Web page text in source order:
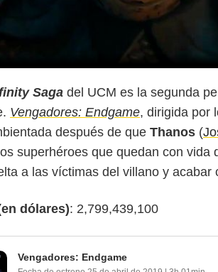
Saga del UCM es la segunda
Vengadores: Endgame, dirigida por
después de que Thanos (
superhéroes que quedan con vida
a las víctimas del villano y acabar
dólares): 2,799,439,100
Vengadores: Endgame